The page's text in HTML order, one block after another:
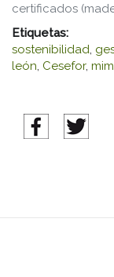
certificados
Etiquetas:
sostenibilidad,
león, Cesefor,